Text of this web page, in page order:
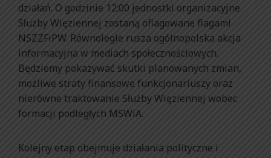
działań. O godzinie 12:00 jednostki organizacyjne
Służby Więziennej zostaną oflagowane flagami
NSZZFiPW. Równolegle rusza ogólnopolska akcja
informacyjna w mediach społecznościowych.
Będziemy pokazywać skutki planowanych zmian,
możliwe straty finansowe funkcjonariuszy oraz
nierówne traktowanie Służby Więziennej wobec
formacji podległych MSWiA.
Kolejny etap obejmuje działania polityczne i